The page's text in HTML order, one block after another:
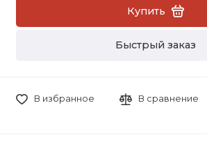
Купить
Быстрый заказ
В избранное В сравнение